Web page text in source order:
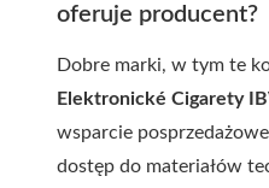
oferuje producent?
Dobre marki, w tym te
Elektronické Cigarety
wsparcie
dostęp do materiałów